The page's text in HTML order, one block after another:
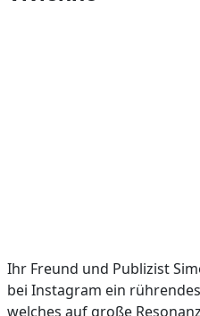
Ihr Freund und Publizist
bei Instagram ein
welches auf große